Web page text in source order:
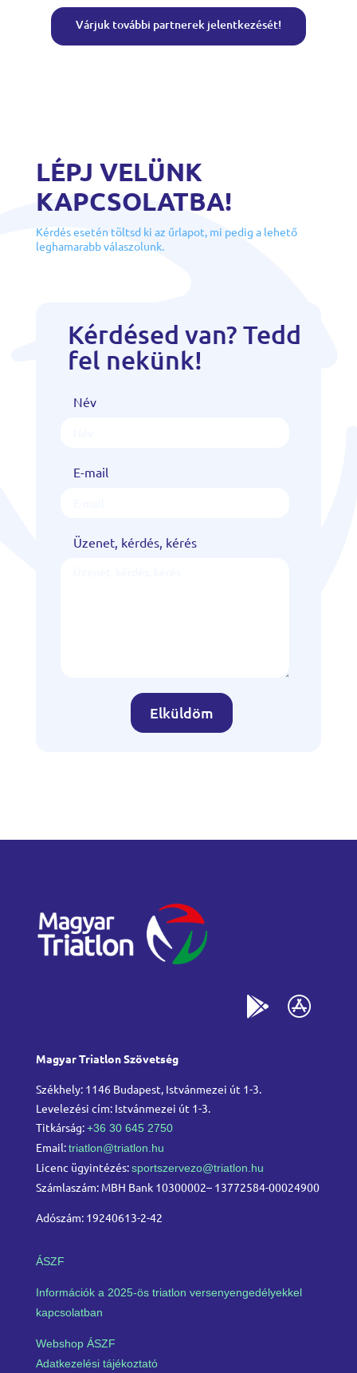
Várjuk további partnerek jelentkezését!
LÉPJ VELÜNK
KAPCSOLATBA!
Kérdés esetén töltsd ki az űrlapot, mi pedig a lehető
leghamarabb válaszolunk.
Kérdésed van? Tedd
fel nekünk!
Név
E-mail
Üzenet, kérdés, kérés
Elküldöm
Magyar Triatlon Szövetség
Székhely: 1146 Budapest, Istvánmezei út 1-3.
Levelezési cím: Istvánmezei út 1-3.
Titkárság:+36 30 645 2750
Email:triatlon@triatlon.hu
Licenc ügyintézés:sportszervezo@triatlon.hu
Számlaszám: MBH Bank 10300002– 13772584-00024900
Adószám: 19240613-2-42
ÁSZF
Információk a 2025-ös triatlon versenyengedélyekkel
kapcsolatban
Webshop ÁSZF
Adatkezelési tájékoztató